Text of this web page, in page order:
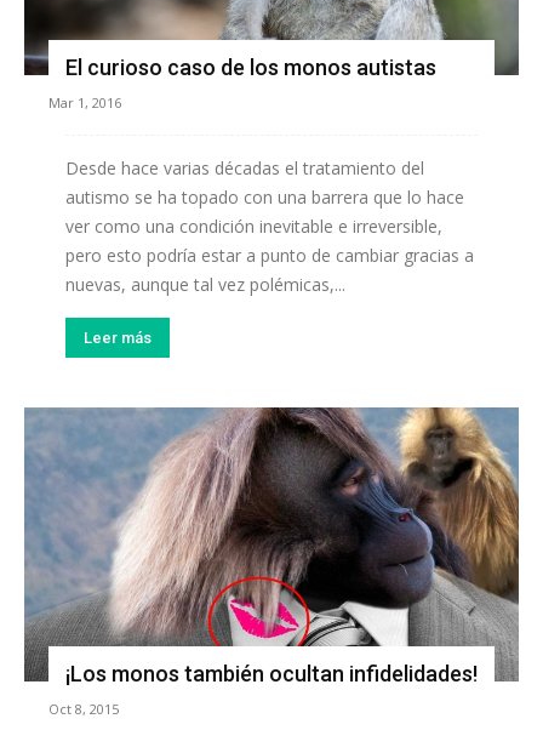
El curioso caso de los monos autistas
Mar 1, 2016
Desde hace varias décadas el tratamiento del
autismo se ha topado con una barrera que lo hace
ver como una condición inevitable e irreversible,
pero esto podría estar a punto de cambiar gracias a
nuevas, aunque tal vez polémicas,...
Leer más
¡Los monos también ocultan infidelidades!
Oct 8, 2015